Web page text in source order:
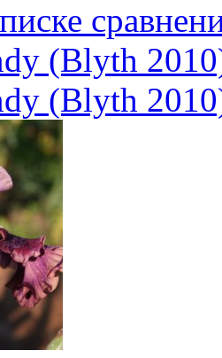
(Blyth
(Blyth